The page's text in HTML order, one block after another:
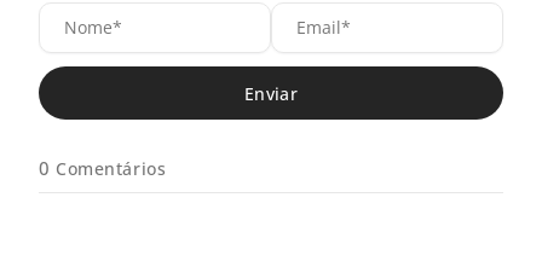
N
o
m
e
*
E
i
0 Comentários